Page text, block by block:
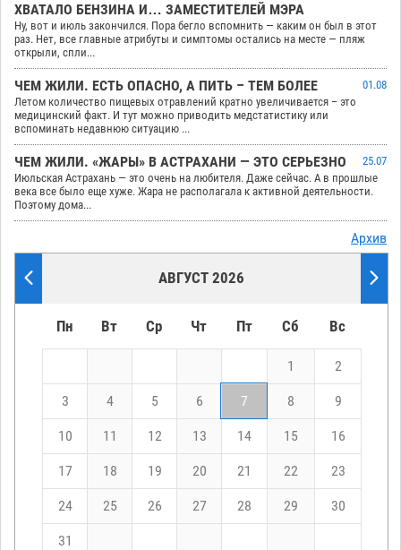
ХВАТАЛО БЕНЗИНА И… ЗАМЕСТИТЕЛЕЙ МЭРА
Ну, вот и июль закончился. Пора бегло вспомнить — каким он был в этот
раз. Нет, все главные атрибуты и симптомы остались на месте — пляж
открыли, спли...
ЧЕМ ЖИЛИ. ЕСТЬ ОПАСНО, А ПИТЬ – ТЕМ БОЛЕЕ
01.08
Летом количество пищевых отравлений кратно увеличивается – это
медицинский факт. И тут можно приводить медстатистику или
вспоминать недавнюю ситуацию ...
ЧЕМ ЖИЛИ. «ЖАРЫ» В АСТРАХАНИ — ЭТО СЕРЬЕЗНО
25.07
Июльская Астрахань — это очень на любителя. Даже сейчас. А в прошлые
века все было еще хуже. Жара не располагала к активной деятельности.
Поэтому дома...
Архив
АВГУСТ 2026
Пн Вт Ср Чт Пт Сб Вс
1 2
3 4 5 6 7 8 9
10 11 12 13 14 15 16
17 18 19 20 21 22 23
24 25 26 27 28 29 30
31